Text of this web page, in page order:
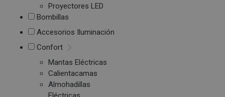
Proyectores LED
Bombillas
Accesorios Iluminación
Confort
Mantas Eléctricas
Calientacamas
Almohadillas